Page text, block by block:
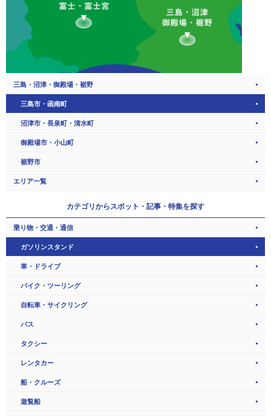
三島・沼津・御殿場・裾野
三島市・函南町
沼津市・長泉町・清水町
御殿場市・小山町
裾野市
エリア一覧
カテゴリからスポット・記事・特集を探す
乗り物・交通・通信
ガソリンスタンド
車・ドライブ
バイク・ツーリング
自転車・サイクリング
バス
タクシー
レンタカー
船・クルーズ
遊覧船